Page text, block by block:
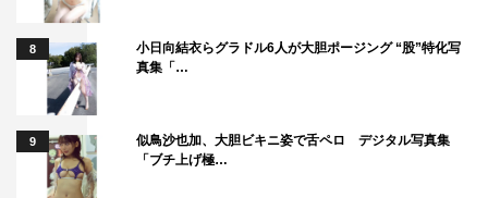
8
小日向結衣らグラドル6人が大胆ポージング “股”特化写
真集「…
9
似鳥沙也加、大胆ビキニ姿で舌ペロ デジタル写真集
「ブチ上げ極…